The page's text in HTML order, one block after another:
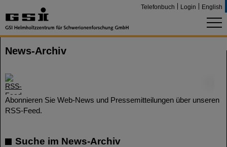
Telefonbuch Login English
News-Archiv
Abonnieren Sie Web-News und Pressemitteilungen über unseren
RSS-Feed.
Suche im News-Archiv